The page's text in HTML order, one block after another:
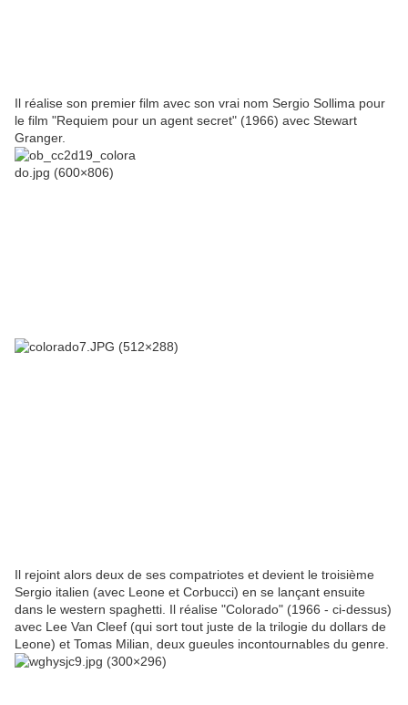
Il réalise son premier film avec son vrai nom Sergio Sollima pour
le film "Requiem pour un agent secret" (1966) avec Stewart
Granger.
Il rejoint alors deux de ses compatriotes et devient le troisième
Sergio italien (avec Leone et Corbucci) en se lançant ensuite
dans le western spaghetti. Il réalise "Colorado" (1966 - ci-dessus)
avec Lee Van Cleef (qui sort tout juste de la trilogie du dollars de
Leone) et Tomas Milian, deux gueules incontournables du genre.